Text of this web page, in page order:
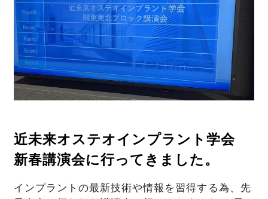
近未来オステオインプラント学会
新春講演会に行ってきました。
インプラントの最新技術や情報を習得する為、先